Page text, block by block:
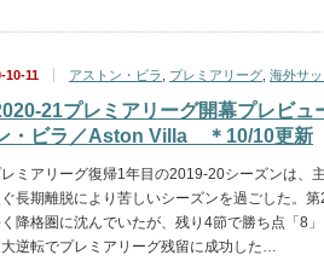
10-11 アストン・ビラ プレミアリーグ 海外サ
21プレミアリーグ開幕プレビュ
・ビラ／Aston Villa ＊10/10更新
ミアリーグ復帰1年目の2019-20シーズンは、
長期離脱により苦しいシーズンを過ごした。
降格圏に沈んでいたが、残り4節で勝ち点「8
逆転でプレミアリーグ残留に成功した…